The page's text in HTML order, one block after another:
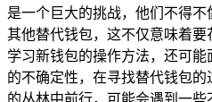
是一个巨大的挑战，他们不得
其他替代钱包，这不仅意味着
学习新钱包的操作方法，还可
的不确定性，在寻找替代钱包
的丛林中前行，可能会遇到一